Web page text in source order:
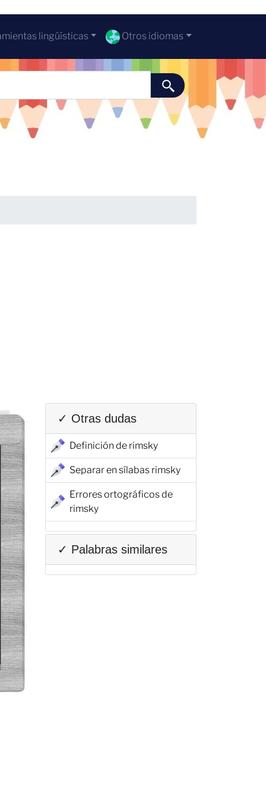
lingüísticas Otros idiomas
✓ Otras dudas
Definición de rimsky
Separar en sílabas rimsky
Errores ortográficos de
rimsky
✓ Palabras similares